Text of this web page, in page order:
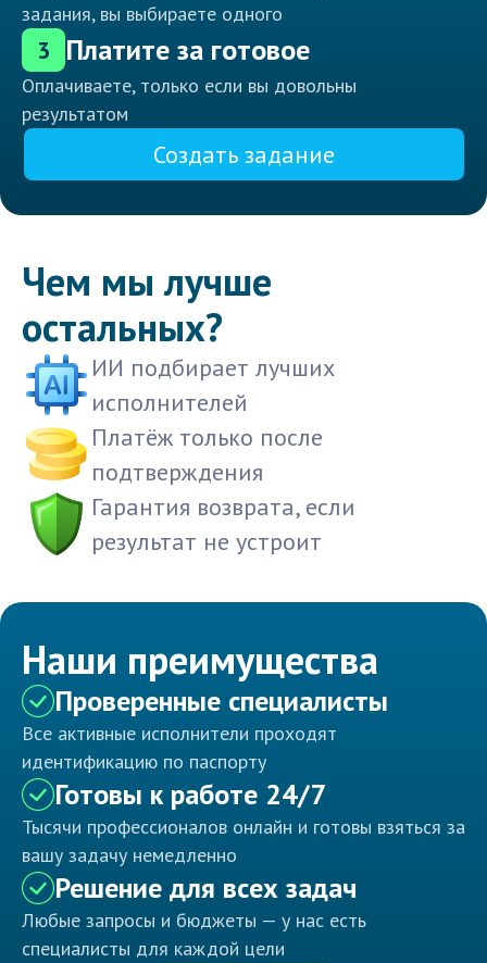
задания, вы выбираете одного
3 Платите за готовое
Оплачиваете, только если вы довольны
результатом
Создать задание
Чем мы лучше
остальных?
ИИ подбирает лучших
исполнителей
Платёж только после
подтверждения
Гарантия возврата, если
результат не устроит
Наши преимущества
Проверенные специалисты
Все активные исполнители проходят
идентификацию по паспорту
Готовы к работе 24/7
Тысячи профессионалов онлайн и готовы взяться за
вашу задачу немедленно
Решение для всех задач
Любые запросы и бюджеты — у нас есть
специалисты для каждой цели